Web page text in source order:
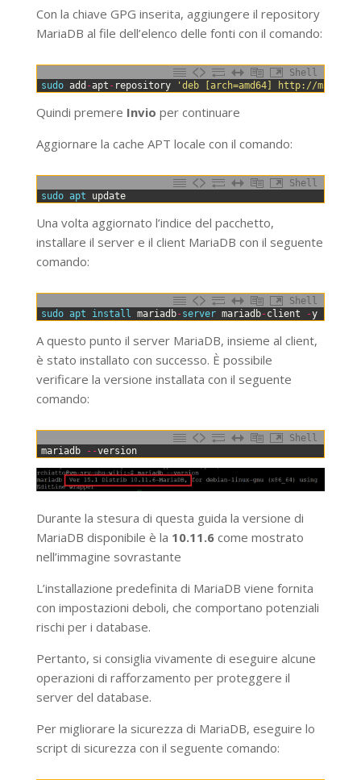
Con la chiave GPG inserita, aggiungere il repository
MariaDB al file dell’elenco delle fonti con il comando:
Shell
sudo add -apt - repository 'deb [arch=amd64] http://
Quindi premere Invio per continuare
Aggiornare la cache APT locale con il comando:
Shell
sudo apt update
Una volta aggiornato l’indice del pacchetto,
installare il server e il client MariaDB con il seguente
comando:
Shell
sudo apt install mariadb-server mariadb-client -y
A questo punto il server MariaDB, insieme al client,
è stato installato con successo. È possibile
verificare la versione installata con il seguente
comando:
Shell
mariadb --version
Durante la stesura di questa guida la versione di
MariaDB disponibile è la 10.11.6come mostrato
nell’immagine sovrastante
L’installazione predefinita di MariaDB viene fornita
con impostazioni deboli, che comportano potenziali
rischi per i database.
Pertanto, si consiglia vivamente di eseguire alcune
operazioni di rafforzamento per proteggere il
server del database.
Per migliorare la sicurezza di MariaDB, eseguire lo
script di sicurezza con il seguente comando: